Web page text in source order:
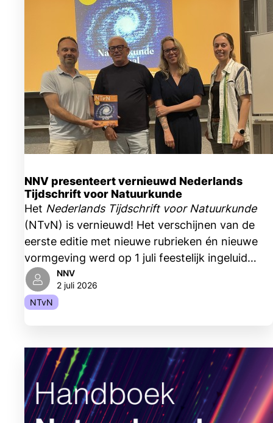
NNV presenteert vernieuwd Nederlands
Tijdschrift voor Natuurkunde
Het Nederlands Tijdschrift voor Natuurkunde
(NTvN) is vernieuwd! Het verschijnen van de
eerste editie met nieuwe rubrieken én nieuwe
vormgeving werd op 1 juli feestelijk ingeluid
tijdens een bijeenkomst bij Nikhef, het Nationaal
instituut voor subatomaire fysica, in
Amsterdam.
NNV
2 juli 2026
NTvN